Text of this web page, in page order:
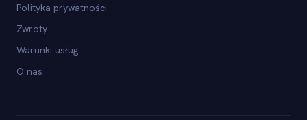
Polityka prywatności
Zwroty
Warunki usług
O nas